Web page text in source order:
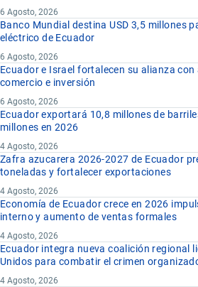
6 Agosto, 2026
Banco Mundial destina USD 3,5 millones
eléctrico de Ecuador
6 Agosto, 2026
Ecuador e Israel fortalecen su alianza
comercio e inversión
6 Agosto, 2026
Ecuador exportará 10,8 millones de
millones en 2026
4 Agosto, 2026
Zafra azucarera 2026-2027 de Ecuador
toneladas y fortalecer exportaciones
4 Agosto, 2026
Economía de Ecuador crece en 2026
interno y aumento de ventas formales
4 Agosto, 2026
Ecuador integra nueva coalición regional
Unidos para combatir el crimen
4 Agosto, 2026